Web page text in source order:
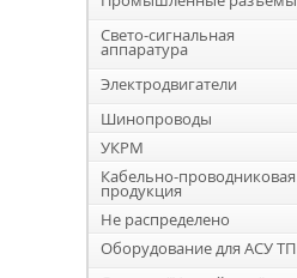
Свето-сигнальная
аппаратура
Электродвигатели
Шинопроводы
УКРМ
Кабельно-проводниковая
продукция
Не распределено
Оборудование для АСУ ТП